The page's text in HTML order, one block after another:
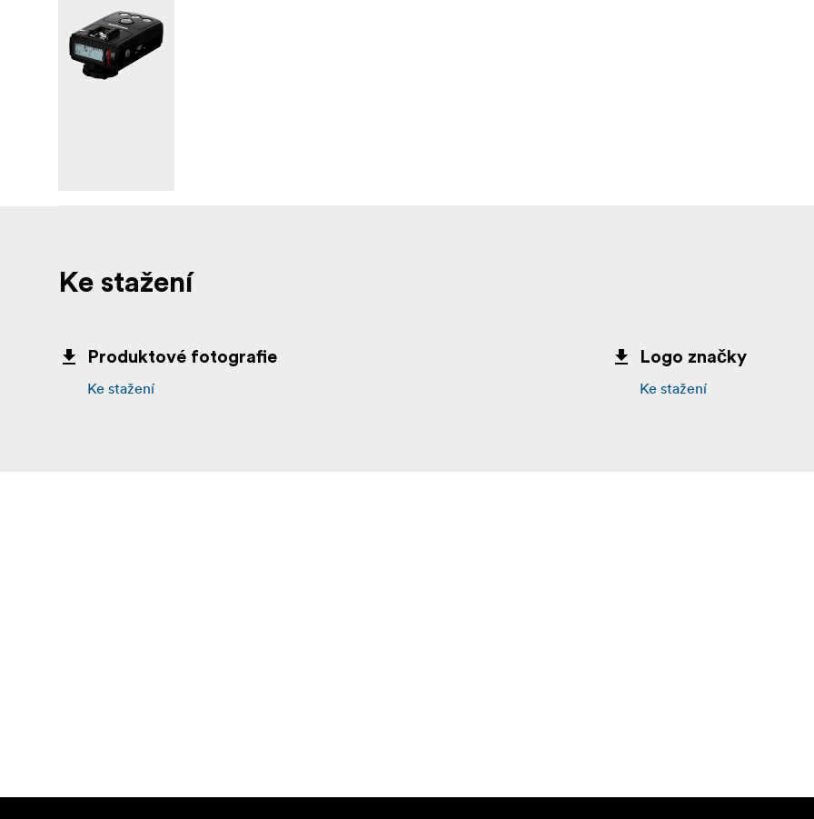
Ke stažení
Produktové fotografie
Ke stažení
Logo značky
Ke stažení